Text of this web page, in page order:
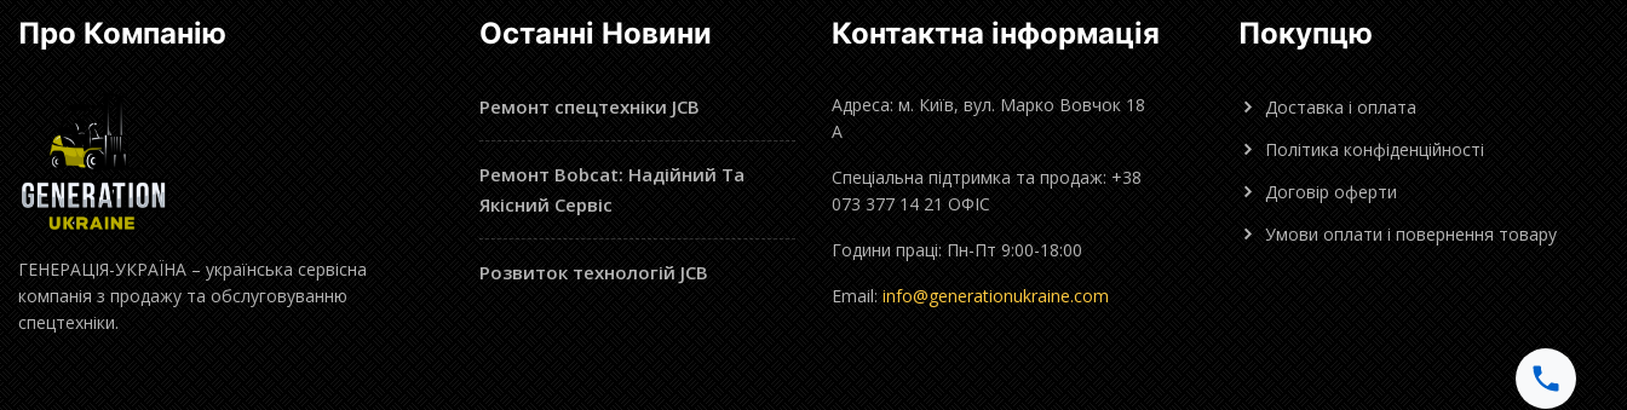
Про Компанію
ГЕНЕРАЦІЯ-УКРАЇНА – українська сервісна
компанія з продажу та обслуговуванню
спецтехніки.
Останні Новини
Ремонт спецтехніки JCB
Ремонт Bobcat: Надійний Та
Якісний Сервіс
Розвиток технологій JCB
Контактна інформація
Адреса: м. Київ, вул. Марко Вовчок 18
А
Спеціальна підтримка та продаж: +38
073 377 14 21 ОФІС
Години праці: Пн-Пт 9:00-18:00
Email: info@generationukraine.com
Покупцю
Доставка і оплата
Політика конфіденційності
Договір оферти
Умови оплати і повернення товару